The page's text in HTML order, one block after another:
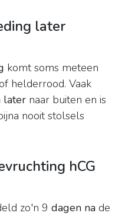
later
komt soms meteen
helderrood. Vaak
later naar buiten en is
nooit stolsels
hCG
zo'n 9 dagen na de